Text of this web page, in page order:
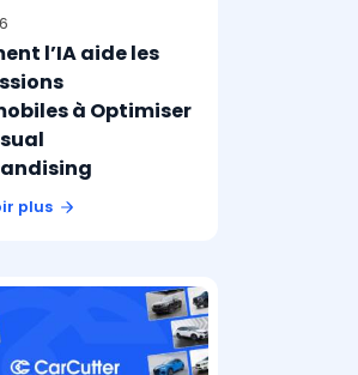
l’IA aide les
à Optimiser
plus